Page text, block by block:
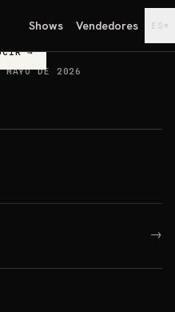
Shows Vendedores ES ▾
→
DE 2026
→